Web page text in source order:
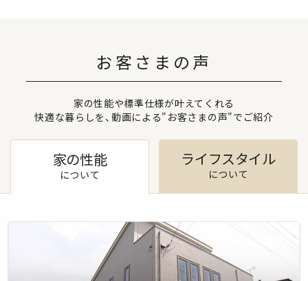
お客さまの声
家の性能や標準仕様が叶えてくれる
快適な暮らしを、動画による"お客さまの声"でご紹介
家の性能
について
ライフスタイル
について